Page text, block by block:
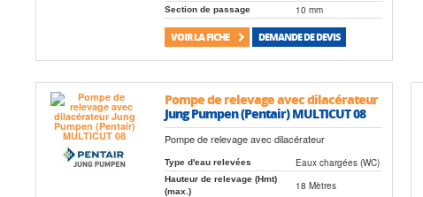
Section de passage 10 mm
VOIR LA FICHE DEMANDE DE DEVIS
Pompe de relevage avec dilacérateur
Jung Pumpen (Pentair) MULTICUT 08
Pompe de relevage avec dilacérateur
Type d'eau relevées Eaux chargées (WC)
Hauteur de relevage (Hmt)
(max.)
18 Mètres